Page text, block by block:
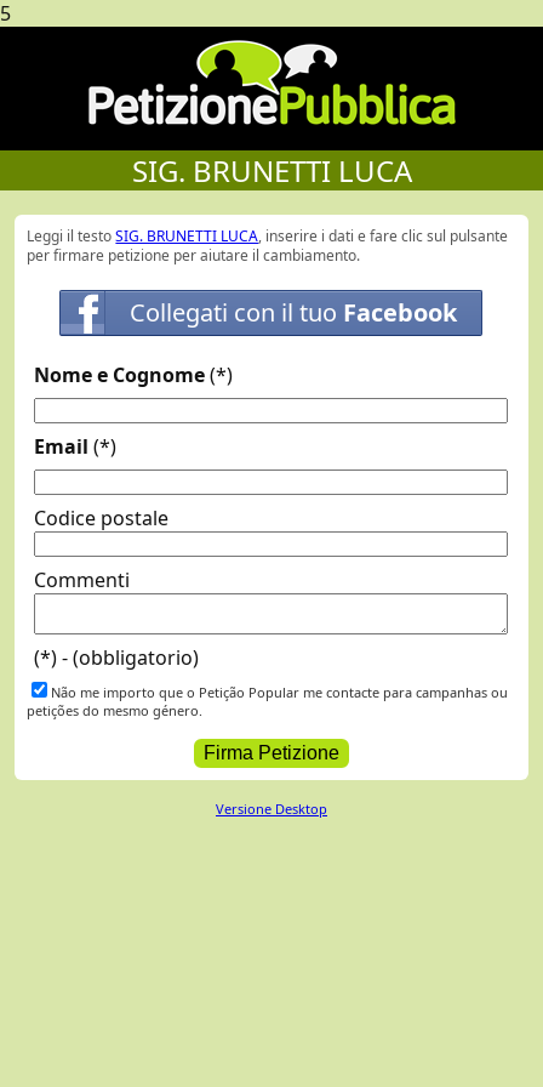
5
SIG. BRUNETTI LUCA
Leggi il testoSIG. BRUNETTI LUCA, inserire i dati e fare clic sul pulsante
per firmare petizione per aiutare il cambiamento.
Collegati con il tuo Facebook
Nome e Cognome(*)
Email (*)
Codice postale
Commenti
(*) - (obbligatorio)
Não me importo que o Petição Popular me contacte para campanhas ou
petições do mesmo género.
Versione Desktop